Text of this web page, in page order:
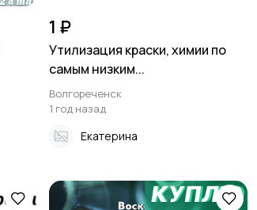
1 ₽
Утилизация краски, химии по
самым низким...
Волгореченск
1 год назад
Екатерина